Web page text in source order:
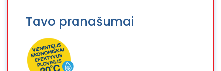
Tavo pranašumai